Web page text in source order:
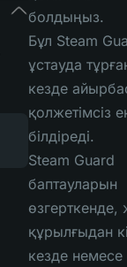
болдыңыз.
Бұл Steam
ұстауда
кезде
қолжетімсіз
білдіреді.
Steam Guard
баптауларын
өзгерткенде,
құрылғыдан
кезде немесе